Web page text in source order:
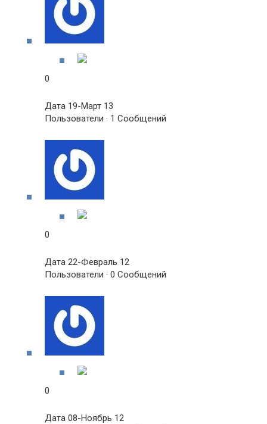
0
Дата 19-Март 13
Пользователи · 1 Сообщений
0
Дата 22-Февраль 12
Пользователи · 0 Сообщений
0
Дата 08-Ноябрь 12